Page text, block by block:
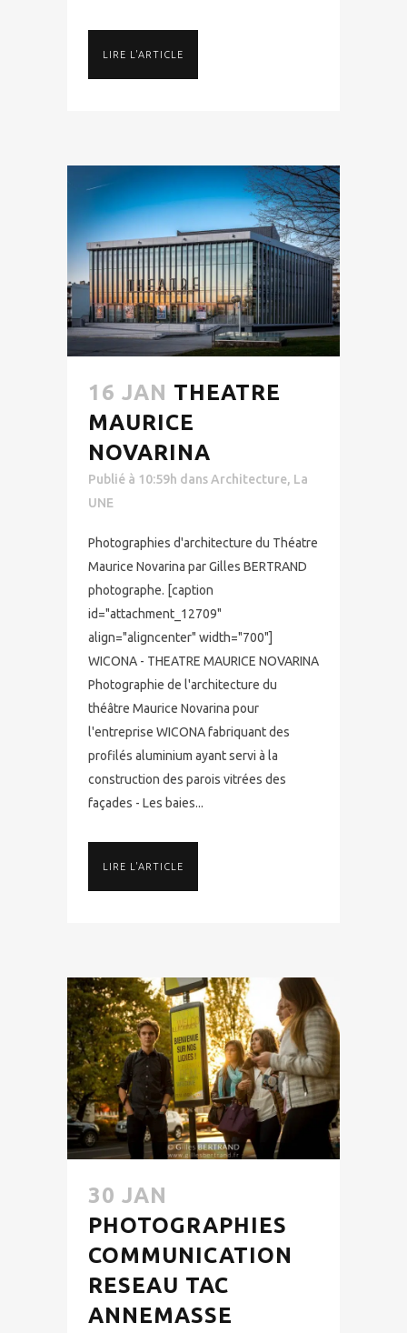
LIRE L'ARTICLE
16 JAN THEATRE
MAURICE
NOVARINA
Publié à 10:59h dansArchitecture, La
UNE
Photographies d'architecture du Théatre
Maurice Novarina par Gilles BERTRAND
photographe. [caption
id="attachment_12709"
align="aligncenter" width="700"]
WICONA - THEATRE MAURICE NOVARINA
Photographie de l'architecture du
théâtre Maurice Novarina pour
l'entreprise WICONA fabriquant des
profilés aluminium ayant servi à la
construction des parois vitrées des
façades - Les baies...
LIRE L'ARTICLE
30 JAN
PHOTOGRAPHIES
COMMUNICATION
RESEAU TAC
ANNEMASSE